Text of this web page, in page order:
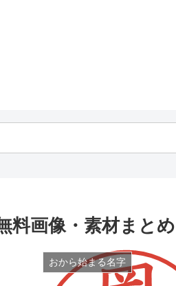
料画像・素材まとめ
おから始まる名字